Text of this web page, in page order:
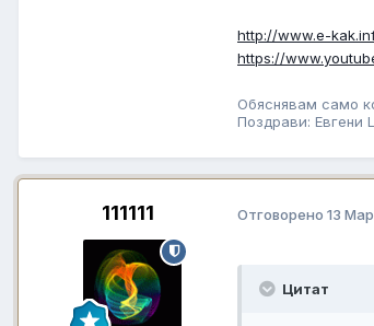
http://www.e-
https://
Обяснявам само
Поздрави: Евгени
111111 Отговорено 13
Цитат